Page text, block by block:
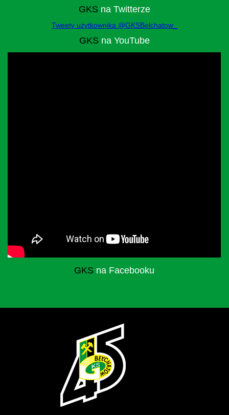
GKS na Twitterze
Tweety użytkownika @GKSBelchatow_
GKS na YouTube
GKS na Facebooku